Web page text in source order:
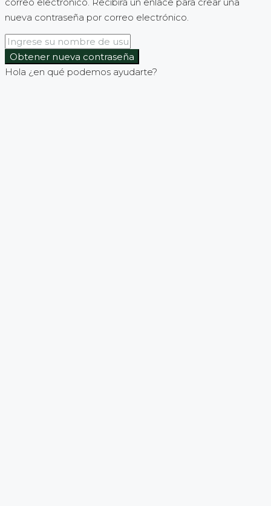
correo electrónico. Recibirá un enlace para crear una
nueva contraseña por correo electrónico.
Obtener nueva contraseña
Hola ¿en qué podemos ayudarte?